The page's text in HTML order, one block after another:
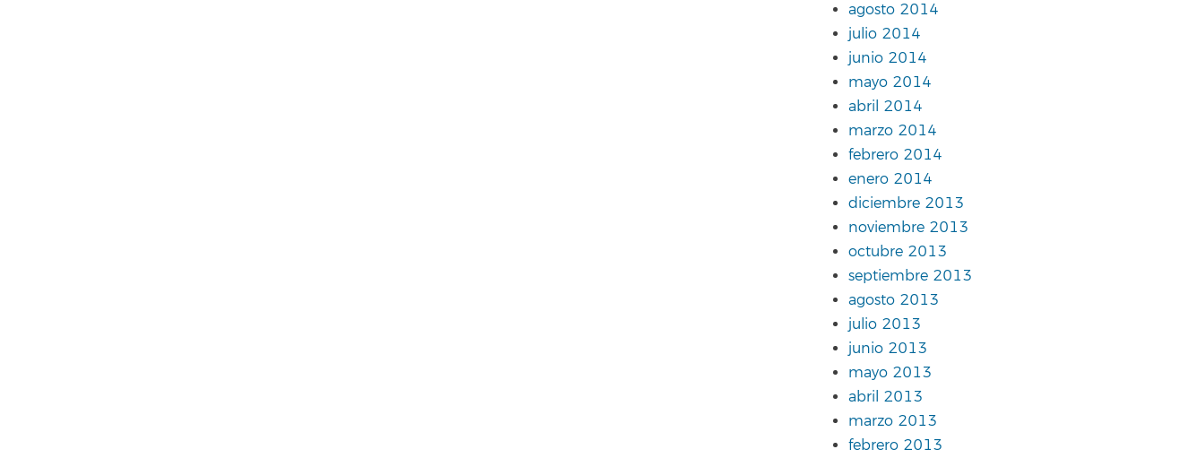
agosto 2014
julio 2014
junio 2014
mayo 2014
abril 2014
marzo 2014
febrero 2014
enero 2014
diciembre 2013
noviembre 2013
octubre 2013
septiembre 2013
agosto 2013
julio 2013
junio 2013
mayo 2013
abril 2013
marzo 2013
febrero 2013